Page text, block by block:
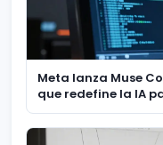
Meta lanza Muse
que redefine la IA